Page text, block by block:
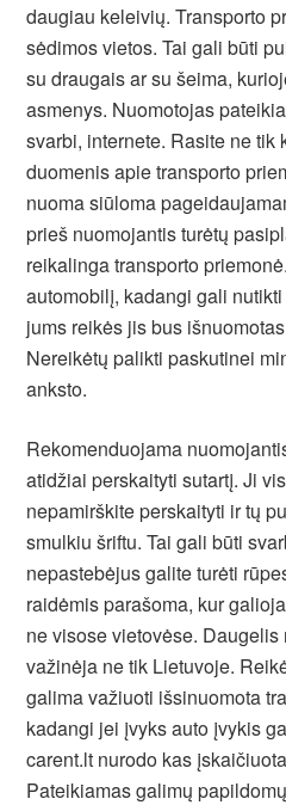
daugiau keleivių. Transporto
sėdimos vietos. Tai gali būti
su draugais ar su šeima,
asmenys. Nuomotojas
svarbi, internete. Rasite ne tik
duomenis apie transporto
nuoma siūloma
prieš nuomojantis turėtų
reikalinga transporto
automobilį, kadangi gali
jums reikės jis bus
Nereikėtų palikti paskutinei
anksto.
Rekomenduojama
atidžiai perskaityti sutartį. Ji
nepamirškite perskaityti ir tų
smulkiu šriftu. Tai gali būti
nepastebėjus galite turėti
raidėmis parašoma, kur
ne visose vietovėse.
važinėja ne tik Lietuvoje.
galima važiuoti išsinuomota
kadangi jei įvyks auto įvykis
carent.lt nurodo kas
Pateikiamas galimų